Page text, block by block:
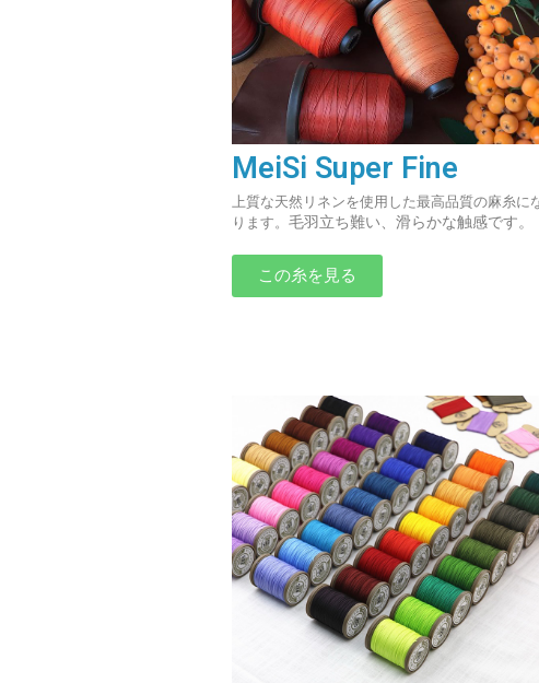
MeiSi Super Fine
上質な天然リネンを使用した最高品質の麻糸に
ります。 毛羽立ち難い、滑らかな触感です。
この糸を見る